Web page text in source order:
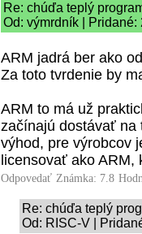
Re: chúďa teplý
Od: výmrdník | Pridané:
ARM jadrá ber ako
Za toto tvrdenie by
ARM to má už
začínajú dostávať na
výhod, pre výrobcov
licensovať ako
Odpovedať Známka: 7.8
Re: chúďa teplý
Od: RISC-V |